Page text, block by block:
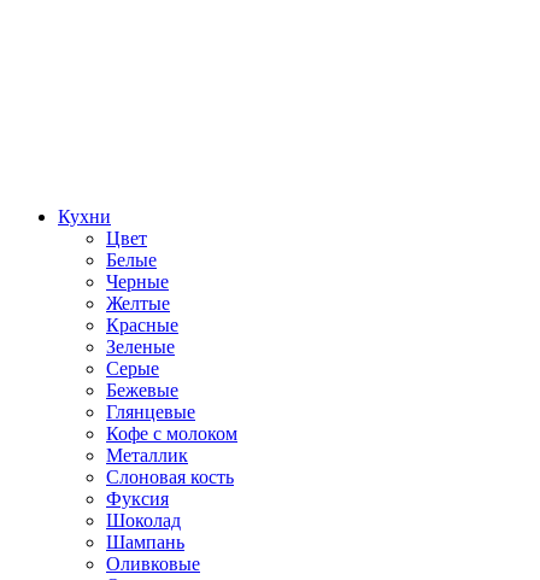
Кухни
Цвет
Белые
Черные
Желтые
Красные
Зеленые
Серые
Бежевые
Глянцевые
Кофе с молоком
Металлик
Слоновая кость
Фуксия
Шоколад
Шампань
Оливковые